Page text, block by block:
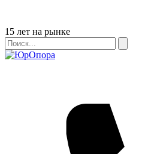
Бейдж
15 лет на рынке
Поиск
Поиск